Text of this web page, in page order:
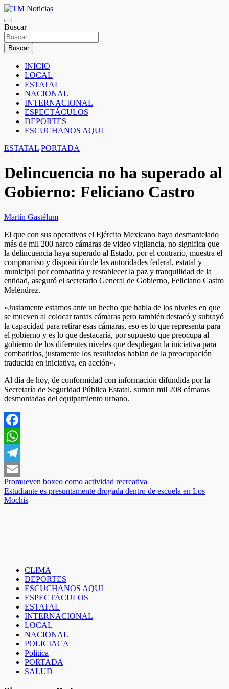
Saltar
al
contenido
TM Noticias
TM Noticias
Buscar
Buscar
INICIO
LOCAL
ESTATAL
NACIONAL
INTERNACIONAL
ESPECTÁCULOS
DEPORTES
ESCUCHANOS AQUI
ESTATAL PORTADA
Delincuencia no ha superado al
Gobierno: Feliciano Castro
Martín Gastélum
El que con sus operativos el Ejército Mexicano haya desmantelado
más de mil 200 narco cámaras de video vigilancia, no significa que
la delincuencia haya superado al Estado, por el contrario, muestra el
compromiso y disposición de las autoridades federal, estatal y
municipal por combatirla y restablecer la paz y tranquilidad de la
entidad, aseguró el secretario General de Gobierno, Feliciano Castro
Meléndrez.
«Justamente estamos ante un hecho que habla de los niveles en que
se mueven al colocar tantas cámaras pero también destacó y subrayó
la capacidad para retirar esas cámaras, eso es lo que representa para
el gobierno y es lo que destacaría, por supuesto que preocupa al
gobierno de los diferentes niveles que despliegan la iniciativa para
combatirlos, justamente los resultados hablan de la preocupación
traducida en iniciativa, en acción».
Al día de hoy, de conformidad con información difundida por la
Secretaría de Seguridad Pública Estatal, suman mil 208 cámaras
desmontadas del equipamiento urbano.
Facebook
WhatsApp
Telegram
Email
Navegación
de
Promueven boxeo como actividad recreativa
Estudiante es presuntamente drogada dentro de escuela en Los
Mochis
CLIMA
DEPORTES
ESCUCHANOS AQUI
ESPECTÁCULOS
ESTATAL
INTERNACIONAL
LOCAL
NACIONAL
POLICIACA
Politica
PORTADA
SALUD